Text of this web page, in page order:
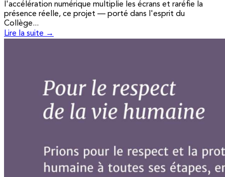
l'accélération numérique multiplie les écrans et raréfie la
présence réelle, ce projet — porté dans l'esprit du
Collège...
Lire la suite →